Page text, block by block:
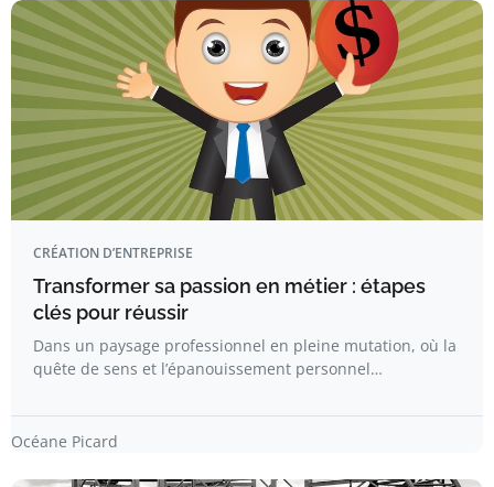
CRÉATION D’ENTREPRISE
Transformer sa passion en métier : étapes
clés pour réussir
Dans un paysage professionnel en pleine mutation, où la
quête de sens et l’épanouissement personnel…
Océane Picard